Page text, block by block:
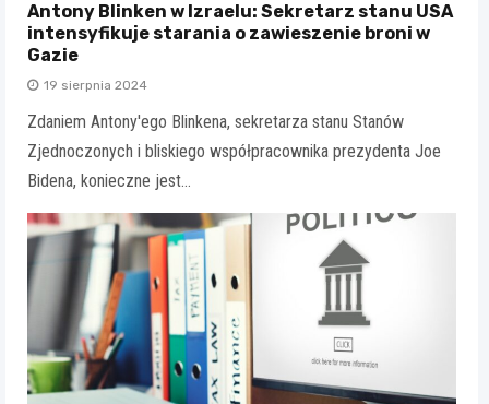
Antony Blinken w Izraelu: Sekretarz stanu USA
intensyfikuje starania o zawieszenie broni w
Gazie
19 sierpnia 2024
Zdaniem Antony'ego Blinkena, sekretarza stanu Stanów
Zjednoczonych i bliskiego współpracownika prezydenta Joe
Bidena, konieczne jest…